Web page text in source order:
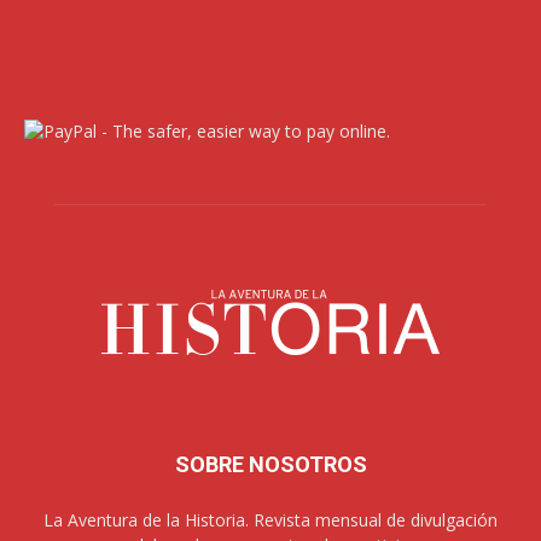
SOBRE NOSOTROS
La Aventura de la Historia. Revista mensual de divulgación